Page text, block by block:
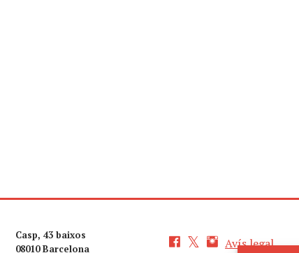
Casp, 43 baixos
08010 Barcelona
Avís legal